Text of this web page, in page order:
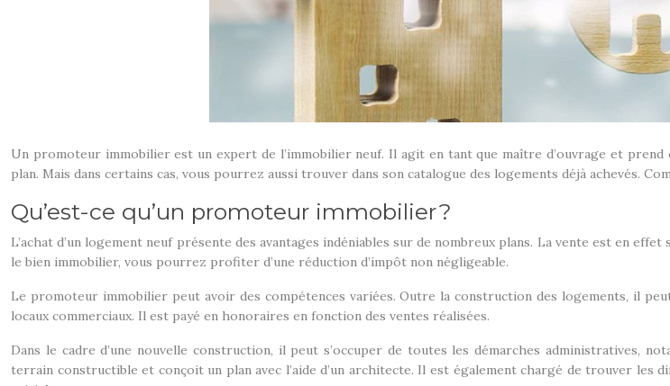
Un promoteur immobilier est un expert de l’immobilier neuf. Il agit en tant que maître d’ouvrage et
plan. Mais dans certains cas, vous pourrez aussi trouver dans son catalogue des logements déjà achevés.
Qu’est-ce qu’un promoteur immobilier ?
L’achat d’un logement neuf présente des avantages indéniables sur de nombreux plans. La vente est en
le bien immobilier, vous pourrez profiter d’une réduction d’impôt non négligeable.
Le promoteur immobilier peut avoir des compétences variées. Outre la construction des logements, il
locaux commerciaux. Il est payé en honoraires en fonction des ventes réalisées.
Dans le cadre d’une nouvelle construction, il peut s’occuper de toutes les démarches administratives,
terrain constructible et conçoit un plan avec l’aide d’un architecte. Il est également chargé de trouver